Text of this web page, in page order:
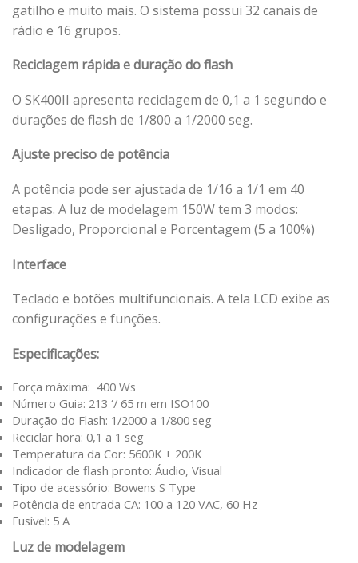
gatilho e muito mais. O sistema possui 32 canais de
rádio e 16 grupos.
Reciclagem rápida e duração do flash
O SK400II apresenta reciclagem de 0,1 a 1 segundo e
durações de flash de 1/800 a 1/2000 seg.
Ajuste preciso de potência
A potência pode ser ajustada de 1/16 a 1/1 em 40
etapas. A luz de modelagem 150W tem 3 modos:
Desligado, Proporcional e Porcentagem (5 a 100%)
Interface
Teclado e botões multifuncionais. A tela LCD exibe as
configurações e funções.
Especificações:
Força máxima: 400 Ws
Número Guia: 213 ‘/ 65 m em ISO100
Duração do Flash: 1/2000 a 1/800 seg
Reciclar hora: 0,1 a 1 seg
Temperatura da Cor: 5600K ± 200K
Indicador de flash pronto: Áudio, Visual
Tipo de acessório: Bowens S Type
Potência de entrada CA: 100 a 120 VAC, 60 Hz
Fusível: 5 A
Luz de modelagem